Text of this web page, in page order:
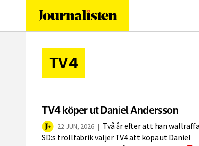
TV4
TV4 köper ut Daniel Andersson
22 JUN, 2026 | Två år efter att han
SD:s trollfabrik väljer TV4 att köpa ut Daniel